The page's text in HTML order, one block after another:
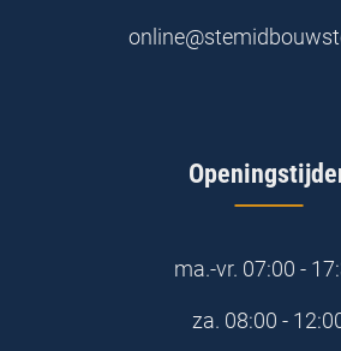
ma.-vr. 07:00 -
za. 08:00 -